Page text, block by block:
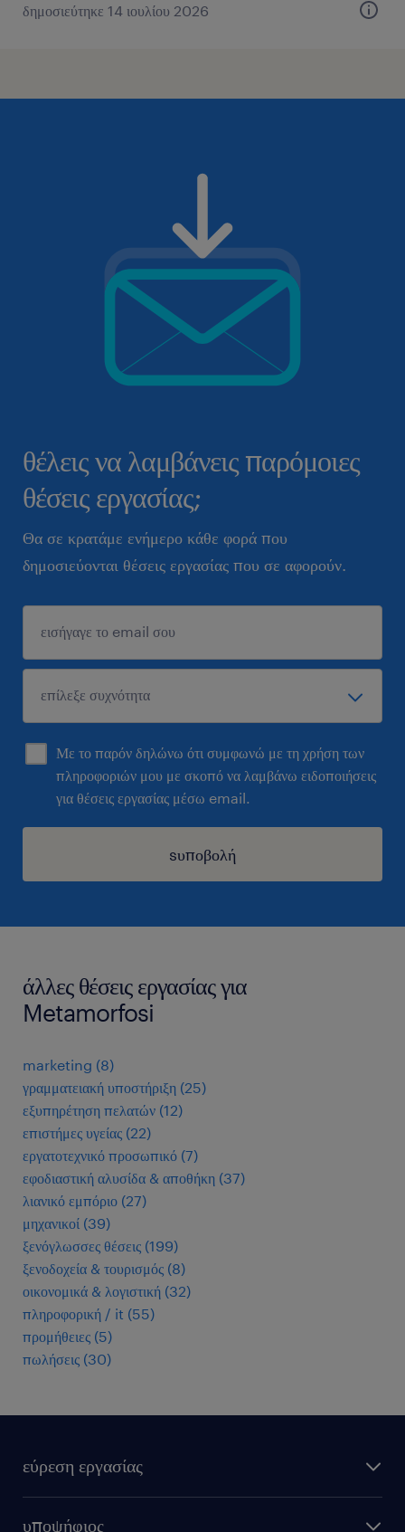
δημοσιεύτηκε 14 ιουλίου 2026
θέλεις να λαμβάνεις παρόμοιες
θέσεις εργασίας;
Θα σε κρατάμε ενήμερο κάθε φορά που
δημοσιεύονται θέσεις εργασίας που σε αφορούν.
Με το παρόν δηλώνω ότι συμφωνώ με τη χρήση των
πληροφοριών μου με σκοπό να λαμβάνω ειδοποιήσεις
για θέσεις εργασίας μέσω email.
sυποβολή
άλλες θέσεις εργασίας για
Metamorfosi
marketing (8)
γραμματειακή υποστήριξη (25)
εξυπηρέτηση πελατών (12)
επιστήμες υγείας (22)
εργατοτεχνικό προσωπικό (7)
εφοδιαστική αλυσίδα & αποθήκη (37)
λιανικό εμπόριο (27)
μηχανικοί (39)
ξενόγλωσσες θέσεις (199)
ξενοδοχεία & τουρισμός (8)
οικονομικά & λογιστική (32)
πληροφορική / it (55)
προμήθειες (5)
πωλήσεις (30)
εύρεση εργασίας
υποψήφιος